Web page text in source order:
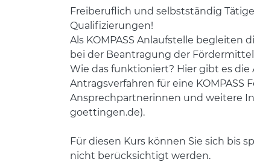
Freiberuflich und selbstständig
Qualifizierungen!
Als KOMPASS Anlaufstelle
bei der Beantragung der
Wie das funktioniert? Hier gibt es
Antragsverfahren für eine KOMPASS
Ansprechpartnerinnen und weitere
goettingen.de).
Für diesen Kurs können Sie sich bis
nicht berücksichtigt werden.